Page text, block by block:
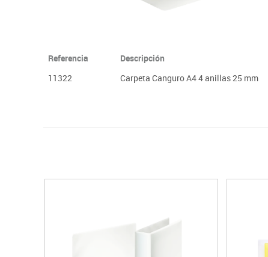
Referencia Descripción
11322
Carpeta Canguro A4 4 anillas 25 mm